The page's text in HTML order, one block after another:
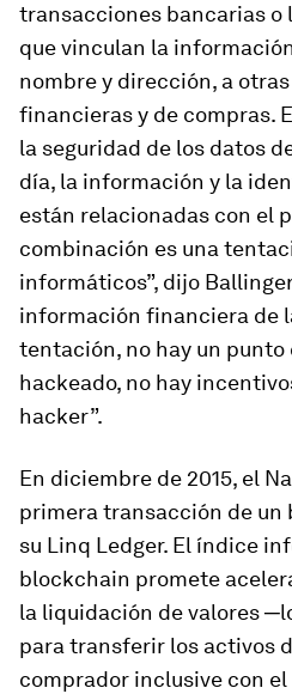
transacciones bancarias o
que vinculan la
nombre y dirección, a
financieras y de compras.
la seguridad de los datos
día, la información y la
están relacionadas con el
combinación es una
informáticos”, dijo
información financiera de
tentación, no hay un punto
hackeado, no hay
hacker”.
En diciembre de 2015, el
primera transacción de un
su Linq Ledger. El índice
blockchain promete
la liquidación de valores
para transferir los activos
comprador inclusive con